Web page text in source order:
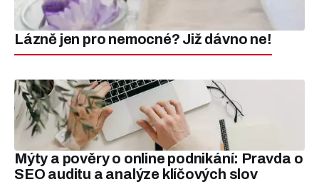
Lázně jen pro nemocné? Již dávno ne!
Mýty a pověry o online podnikání: Pravda o
SEO auditu a analýze klíčových slov